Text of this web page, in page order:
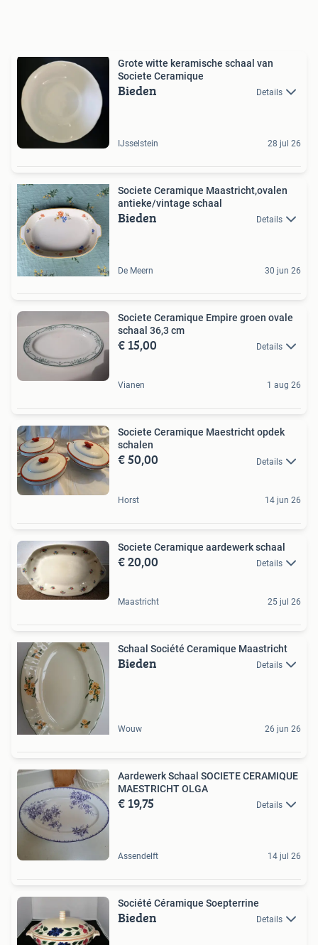
Grote witte keramische schaal van
Societe Ceramique
Bieden Details
IJsselstein 28 jul 26
Societe Ceramique Maastricht,ovalen
antieke/vintage schaal
Bieden Details
De Meern 30 jun 26
Societe Ceramique Empire groen ovale
schaal 36,3 cm
€ 15,00 Details
Vianen 1 aug 26
Societe Ceramique Maestricht opdek
schalen
€ 50,00 Details
Horst 14 jun 26
Societe Ceramique aardewerk schaal
€ 20,00 Details
Maastricht 25 jul 26
Schaal Société Ceramique Maastricht
Bieden Details
Wouw 26 jun 26
Aardewerk Schaal SOCIETE CERAMIQUE
MAESTRICHT OLGA
€ 19,75 Details
Assendelft 14 jul 26
Société Céramique Soepterrine
Bieden Details